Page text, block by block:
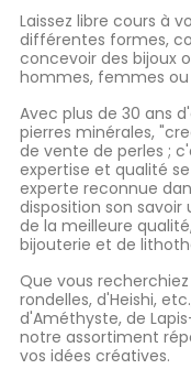
Laissez libre cours à
différentes formes,
concevoir des bijoux
hommes, femmes ou
Avec plus de 30 ans
pierres minérales,
de vente de perles ;
expertise et qualité
experte reconnue
disposition son
de la meilleure
bijouterie et de
Que vous
rondelles, d'Heishi,
d'Améthyste, de
notre assortiment
vos idées créatives.